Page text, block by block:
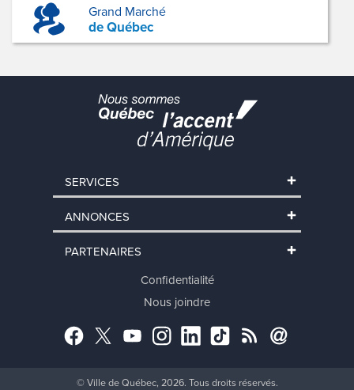
Grand Marché
de Québec
SERVICES
ANNONCES
PARTENAIRES
Confidentialité
Nous joindre
Facebook
TwitterYouTubeInstagram
LinkedInTikTokRSS Abonnement
© Ville de Québec, 2026. Tous droits réservés.